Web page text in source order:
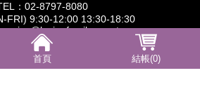
：02-8797-8080
FRI) 9:30-12:00 13:30-18:30
統一編號：28487622
人名稱：橙保有限公司
首頁 結帳(0)